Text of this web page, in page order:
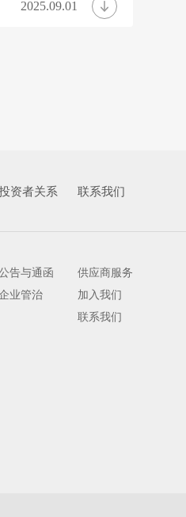
2025.09.01
资者关系
告与通函
业管治
联系我们
供应商服务
加入我们
联系我们